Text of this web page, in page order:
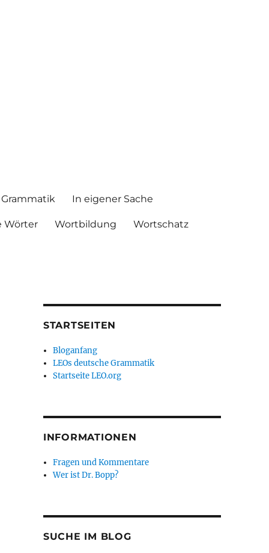
Grammatik In eigener Sache
Wörter Wortbildung Wortschatz
STARTSEITEN
Bloganfang
LEOs deutsche Grammatik
Startseite LEO.org
INFORMATIONEN
Fragen und Kommentare
Wer ist Dr. Bopp?
SUCHE IM BLOG